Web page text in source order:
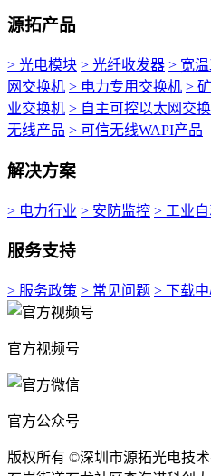
源拓产品
> 光电模块 > 光纤收发器 > 宽
网交换机 > 电力专用交换机 >
业交换机 > 自主可控以太网交
无线产品 > 可信无线WAPI产品
解决方案
> 电力行业 > 安防监控 > 工业
服务支持
> 服务政策 > 常见问题 > 下载
官方视频号
官方公众号
版权所有 ©深圳市源拓光电技